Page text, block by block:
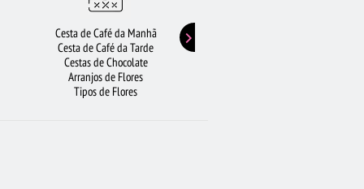
Cesta de Café da Manhã
Cesta de Café da Tarde
Cestas de Chocolate
Arranjos de Flores
Tipos de Flores